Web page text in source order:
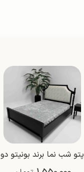
پتو شب نما برند بونیتو دو